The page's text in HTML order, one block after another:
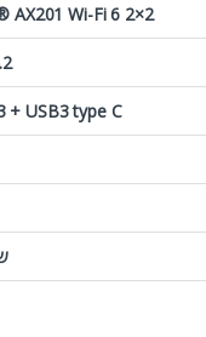
AX201 Wi-Fi 6 2×2
+ USB3 type C